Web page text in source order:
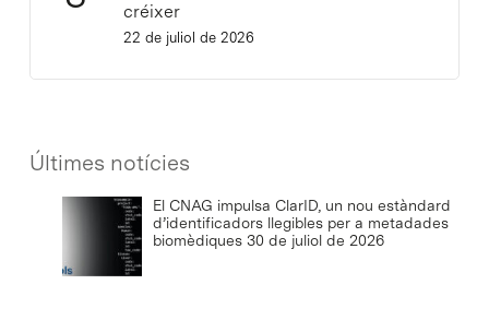
créixer
22 de juliol de 2026
Últimes notícies
El CNAG impulsa ClarID, un nou estàndard
d’identificadors llegibles per a metadades
biomèdiques 30 de juliol de 2026